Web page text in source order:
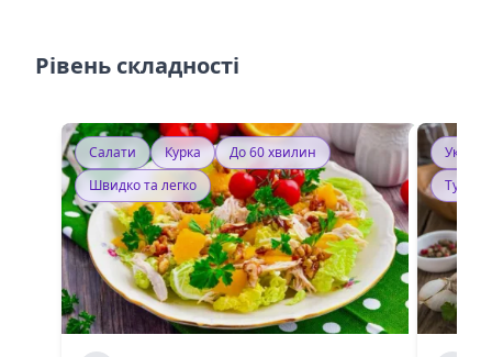
Рівень складності
Салати Курка
До 60 хвилин
Швидко та легко